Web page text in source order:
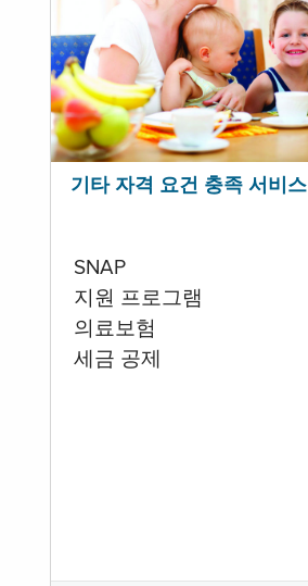
기타 자격 요건 충족 서비스
SNAP
지원 프로그램
의료보험
세금 공제